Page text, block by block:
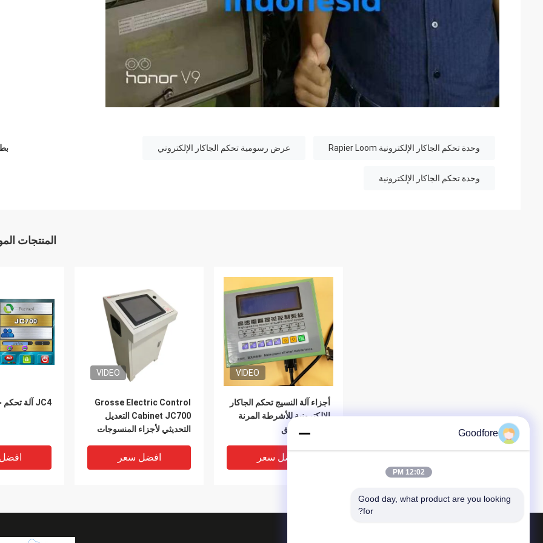
وحدة تحكم الجاكار الإلكترونية Rapier Loom عرض رسومية تحكم الجاكار الإلكتروني
وحدة تحكم الجاكار الإلكترونية
المنتجات
JC4 آلة تحكم جاكار
VIDEO
Grosse Electric Control
Cabinet JC700 التعديل
التحديثي لأجزاء المنسوجات
افضل سعر
VIDEO
أجزاء آلة النسيج تحكم الجاكار
الإلكترونية للأشرطة المرنة
تلوح في الأفق
افضل سعر
Goodfore
12:02 PM
Good day, what product are you looking
for?